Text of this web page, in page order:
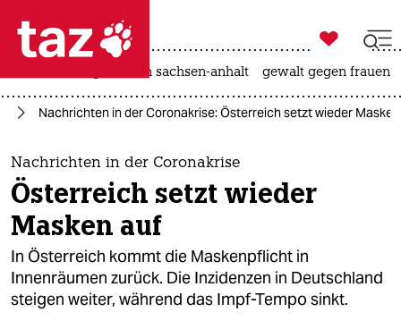
 taz zahl ich
taz zahl ich
themen
politik
öko
gesellschaft

taz zahl ich
landtagswahl in sachsen-anhalt gewalt gegen frauen
Nachrichten in der Coronakrise: Österreich setzt wieder
Nachrichten in der Coronakrise
Österreich setzt wieder
Masken auf
In Österreich kommt die Maskenpflicht in
Innenräumen zurück. Die Inzidenzen in Deutschland
steigen weiter, während das Impf-Tempo sinkt.